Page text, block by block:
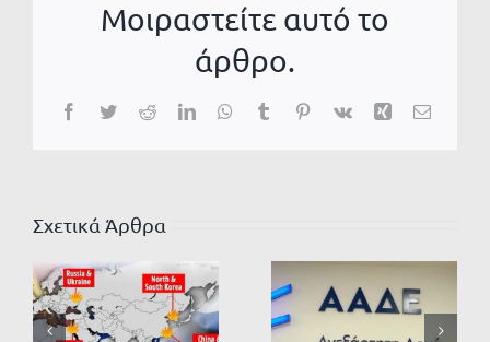
Μοιραστείτε αυτό το
άρθρο.
Facebook
TwitterRedditLinkedInWhatsApp
TumblrPinterest
Vk Xing Email
Σχετικά Άρθρα